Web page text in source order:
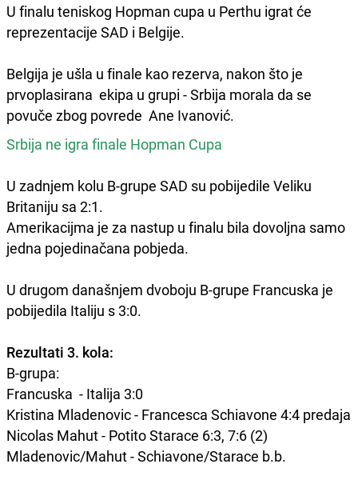
U finalu teniskog Hopman cupa u Perthu igrat će
reprezentacije SAD i Belgije.
Belgija je ušla u finale kao rezerva, nakon što je
prvoplasirana ekipa u grupi - Srbija morala da se
povuče zbog povrede Ane Ivanović.
Srbija ne igra finale Hopman Cupa
U zadnjem kolu B-grupe SAD su pobijedile Veliku
Britaniju sa 2:1.
Amerikacijma je za nastup u finalu bila dovoljna samo
jedna pojedinačana pobjeda.
U drugom današnjem dvoboju B-grupe Francuska je
pobijedila Italiju s 3:0.
Rezultati 3. kola:
B-grupa:
Francuska - Italija 3:0
Kristina Mladenovic - Francesca Schiavone 4:4 predaja
Nicolas Mahut - Potito Starace 6:3, 7:6 (2)
Mladenovic/Mahut - Schiavone/Starace b.b.